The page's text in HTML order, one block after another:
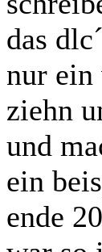
das
nur ein
ziehn
und
ein
ende